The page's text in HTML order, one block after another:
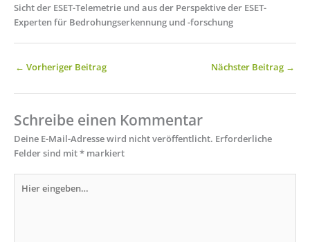
Sicht der ESET-Telemetrie und aus der Perspektive der ESET-
Experten für Bedrohungserkennung und -forschung
← Vorheriger Beitrag Nächster Beitrag →
Schreibe einen Kommentar
Deine E-Mail-Adresse wird nicht veröffentlicht. Erforderliche
Felder sind mit* markiert
eingeben…